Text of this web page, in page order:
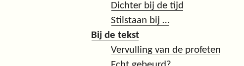
Dichter bij de tijd
Stilstaan bij …
Bij de tekst
Vervulling van de profeten